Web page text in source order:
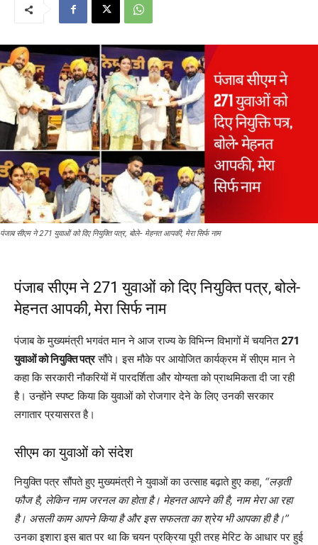
पंजाब सीएम ने 271 युवाओं को दिए नियुक्ति पत्र, बोले- मेहनत आपकी, मेरा सिर्फ नाम
पंजाब सीएम ने 271 युवाओं को दिए नियुक्ति पत्र, बोले-
मेहनत आपकी, मेरा सिर्फ नाम
पंजाब के मुख्यमंत्री भगवंत मान ने आज राज्य के विभिन्न विभागों में चयनित271
युवाओं को नियुक्ति पत्रसौंपे। इस मौके पर आयोजित कार्यक्रम में सीएम मान ने
कहा कि सरकारी नौकरियों में पारदर्शिता और योग्यता को प्राथमिकता दी जा रही
है। उन्होंने स्पष्ट किया कि युवाओं को रोजगार देने के लिए उनकी सरकार
लगातार प्रयासरत है।
सीएम का युवाओं को संदेश
नियुक्ति पत्र सौंपते हुए मुख्यमंत्री ने युवाओं का उत्साह बढ़ाते हुए कहा, “लड़ती
फौज है, लेकिन नाम जरनल का होता है। मेहनत आपने की है, नाम मेरा आ रहा
है। असली काम आपने किया है और इस सफलता का श्रेय भी आपका ही है।”
उनका इशारा इस बात पर था कि चयन प्रक्रिया पूरी तरह मेरिट के आधार पर हुई